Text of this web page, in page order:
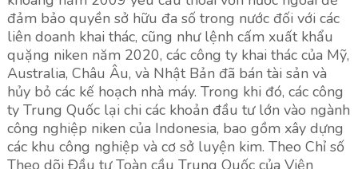
đảm bảo quyền sở hữu đa số trong nước đối với các
liên doanh khai thác, cũng như lệnh cấm xuất khẩu
quặng niken năm 2020, các công ty khai thác của Mỹ,
Australia, Châu Âu, và Nhật Bản đã bán tài sản và
hủy bỏ các kế hoạch nhà máy. Trong khi đó, các công
ty Trung Quốc lại chi các khoản đầu tư lớn vào ngành
công nghiệp niken của Indonesia, bao gồm xây dựng
các khu công nghiệp và cơ sở luyện kim. Theo Chỉ số
Theo dõi Đầu tư Toàn cầu Trung Quốc của Viện